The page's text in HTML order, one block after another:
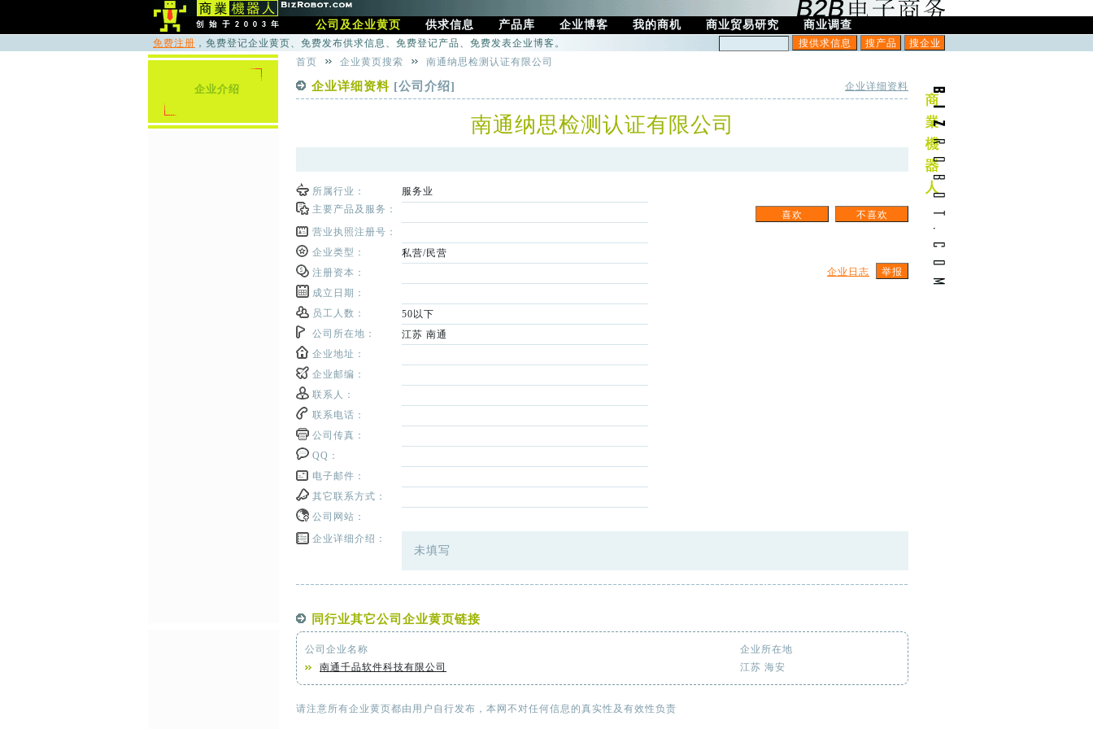
公司及企业黄页 供求信息 产品库 企业博客 我的商机 商业贸易研究 商业调查
免费注册 ，免费登记企业黄页、免费发布供求信息、免费登记产品、免费发表企业博客。
首页
企业黄页搜索 南通纳思检测认证有限公司
企业详细资料 [公司介绍] 企业详细资料
南通纳思检测认证有限公司
所属行业：
服务业
主要产品及服务：
营业执照注册号：
企业类型：
私营/民营
注册资本：
成立日期：
员工人数：
50以下
公司所在地：
江苏 南通
企业地址：
企业邮编：
联系人：
联系电话：
公司传真：
QQ：
电子邮件：
其它联系方式：
公司网站：
企业日志
企业详细介绍：
未填写
同行业其它公司企业黄页链接
公司企业名称
企业所在地
南通千品软件科技有限公司
江苏 海安
请注意所有企业黄页都由用户自行发布，本网不对任何信息的真实性及有效性负责
企业介绍